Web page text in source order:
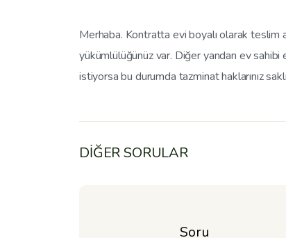
Merhaba. Kontratta evi boyalı olarak teslim
yükümlülüğünüz var. Diğer yandan ev sahibi
istiyorsa bu durumda tazminat haklarınız
DİĞER SORULAR
Soru